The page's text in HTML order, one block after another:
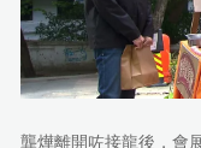
龔燁離開咗接龍後，會